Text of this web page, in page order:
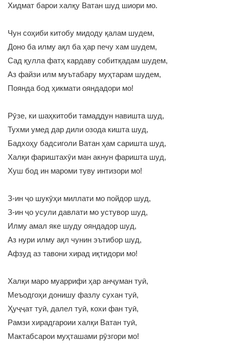
Хидмат барои халқу Ватан шуд шиори мо.
Чун соҳиби китобу мидоду қалам шудем,
Доно ба илму ақл ба ҳар печу хам шудем,
Сад қулла фатҳ кардаву собитқадам шудем,
Аз файзи илм муътабару муҳтарам шудем,
Поянда бод ҳикмати ояндадори мо!
Рӯзе, ки шаҳкитоби тамаддун навишта шуд,
Тухми умед дар дили озода кишта шуд,
Бадхоҳу бадсиголи Ватан ҳам саришта шуд,
Халқи фариштахӯи ман акнун фаришта шуд,
Хуш бод ин мароми туву интизори мо!
З-ин ҷо шукӯҳи миллати мо пойдор шуд,
З-ин ҷо усули давлати мо устувор шуд,
Илму амал яке шуду ояндадор шуд,
Аз нури илму ақл чунин эътибор шуд,
Афзуд аз тавони хирад иқтидори мо!
Халқи маро муаррифи ҳар анҷуман туӣ,
Меъодгоҳи донишу фазлу сухан туӣ,
Ҳуҷҷат туӣ, далел туӣ, кохи фан туӣ,
Рамзи хирадгароии халқи Ватан туӣ,
Мактабсарои муҳташами рӯзгори мо!